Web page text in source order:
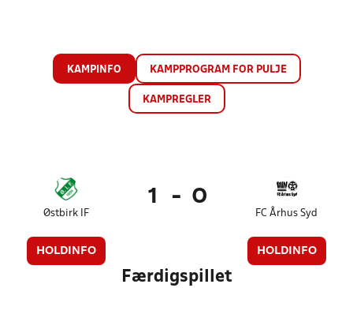
KAMPINFO KAMPPROGRAM FOR PULJE
KAMPREGLER
Østbirk IF
HOLDINFO
1 - 0
FC Århus Syd
HOLDINFO
Færdigspillet